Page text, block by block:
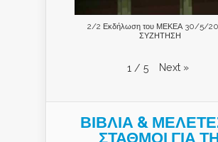
2/2 Εκδήλωση του ΜΕΚΕΑ 30/5/
ΣΥΖΗΤΗΣΗ
1 / 5 Next »
ΒΙΒΛΙΑ &
ΣΤΑΘΜΟΙ ΓΙΑ